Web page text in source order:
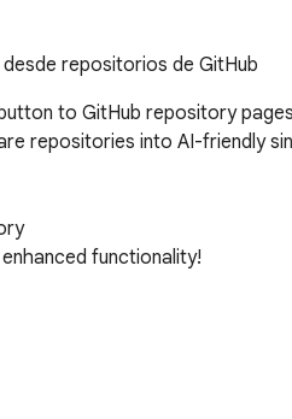
repositorios de GitHub
to GitHub repository
repositories into AI-friendly
functionality!